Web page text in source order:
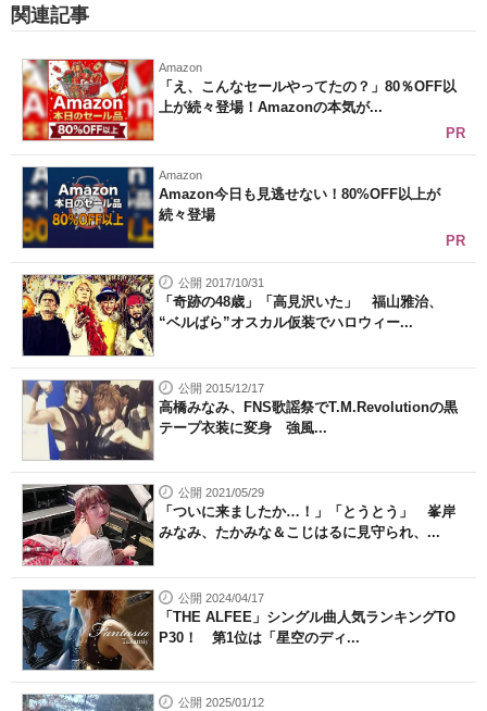
関連記事
Amazon
「え、こんなセールやってたの？」80％OFF以
上が続々登場！Amazonの本気が...
PR
Amazon
Amazon今日も見逃せない！80%OFF以上が
続々登場
PR
公開 2017/10/31
「奇跡の48歳」「高見沢いた」 福山雅治、
“ベルばら”オスカル仮装でハロウィー...
公開 2015/12/17
高橋みなみ、FNS歌謡祭でT.M.Revolutionの黒
テープ衣装に変身 強風...
公開 2021/05/29
「ついに来ましたか…！」「とうとう」 峯岸
みなみ、たかみな＆こじはるに見守られ、...
公開 2024/04/17
「THE ALFEE」シングル曲人気ランキングTO
P30！ 第1位は「星空のディ...
公開 2025/01/12